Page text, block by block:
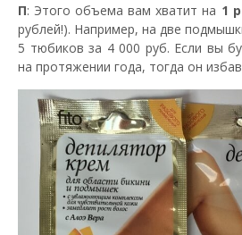
П: Этого объема вам хватит на 1
рублей!). Например, на две
5 тюбиков за 4 000 руб. Если вы
на протяжении года, тогда он